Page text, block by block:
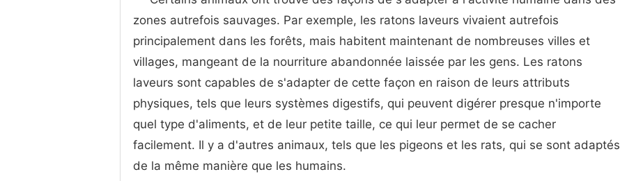
zones autrefois sauvages. Par exemple, les ratons laveurs vivaient autrefois
principalement dans les forêts, mais habitent maintenant de nombreuses villes et
villages, mangeant de la nourriture abandonnée laissée par les gens. Les ratons
laveurs sont capables de s'adapter de cette façon en raison de leurs attributs
physiques, tels que leurs systèmes digestifs, qui peuvent digérer presque n'importe
quel type d'aliments, et de leur petite taille, ce qui leur permet de se cacher
facilement. Il y a d'autres animaux, tels que les pigeons et les rats, qui se sont adaptés
de la même manière que les humains.